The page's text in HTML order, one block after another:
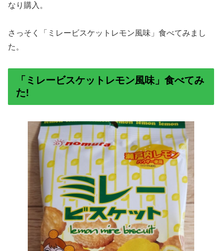
なり購入。
さっそく「ミレービスケットレモン風味」食べてみまし
た。
「ミレービスケットレモン風味」食べてみ
た!